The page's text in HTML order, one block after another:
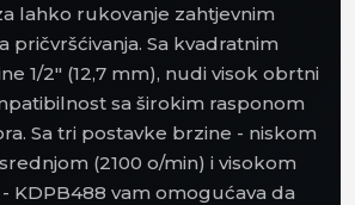
lahko rukovanje zahtjevnim
pričvršćivanja. Sa kvadratnim
1/2" (12,7 mm), nudi visok obrtni
sa širokim rasponom
Sa tri postavke brzine - niskom
(2100 o/min) i visokom
KDPB488 vam omogućava da